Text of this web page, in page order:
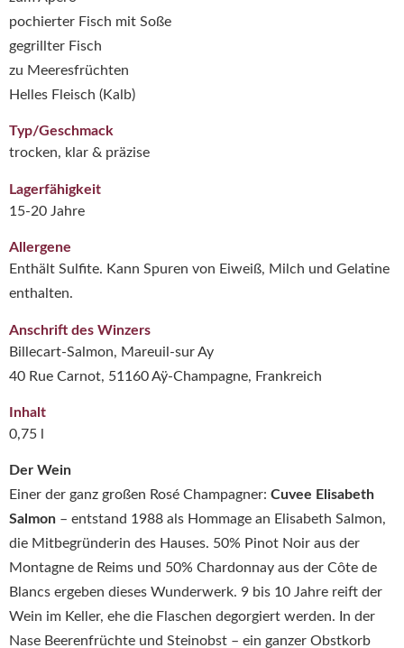
Der Wein
Einer der ganz großen Rosé Champagner: Cuvee Elisabeth
Salmon – entstand 1988 als Hommage an Elisabeth Salmon,
die Mitbegründerin des Hauses. 50% Pinot Noir aus der
Montagne de Reims und 50% Chardonnay aus der Côte de
Blancs ergeben dieses Wunderwerk. 9 bis 10 Jahre reift der
Wein im Keller, ehe die Flaschen degorgiert werden. In der
Nase Beerenfrüchte und Steinobst – ein ganzer Obstkorb
pochierter Fisch mit Soße
gegrillter Fisch
zu Meeresfrüchten
Helles Fleisch (Kalb)
Typ/Geschmack
trocken, klar & präzise
Lagerfähigkeit
15-20 Jahre
Allergene
Enthält Sulfite. Kann Spuren von Eiweiß, Milch und Gelatine
enthalten.
Anschrift des Winzers
Billecart-Salmon, Mareuil-sur Ay
40 Rue Carnot, 51160 Aÿ-Champagne, Frankreich
Inhalt
0,75 l